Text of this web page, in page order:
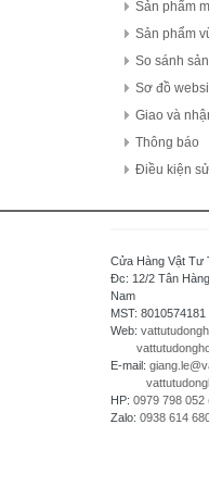
FDK
Hitachi -
HCFA -
HIOKI -
HAGER
HONEYWELL
Hanyoung -
Idec Izumi
IHI - JAPAN
IOR
ICHIDEN -
IAI
Sản phẩm
Sản phẩm
So sánh
Sơ đồ
Giao và
Thông báo
Điều kiện
Cửa Hàng Vật Tư
Đc: 12/2 Tân
Nam
MST: 8010574181
Web:
E-mail:
HP: 0979 798 052
Zalo: 0938 614